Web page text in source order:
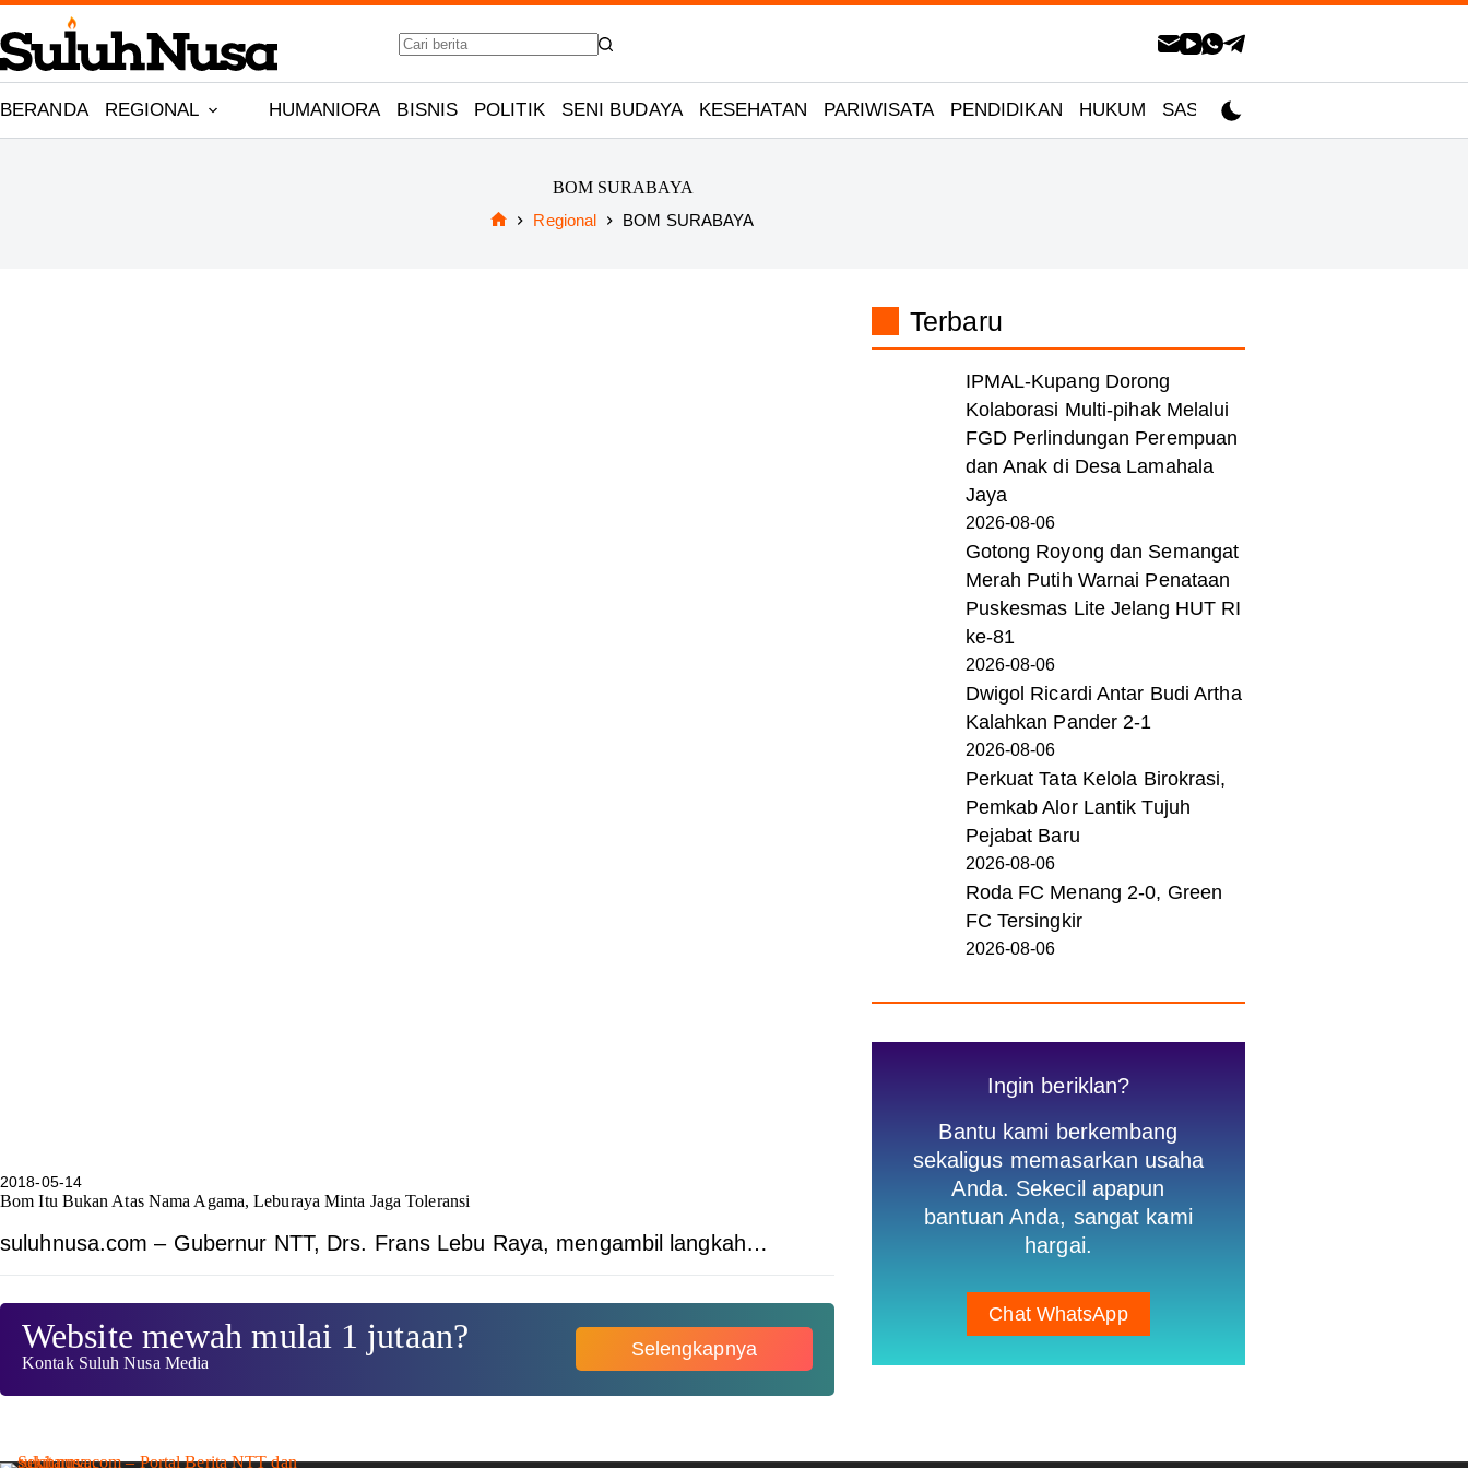
Skip
to
content
No
BERANDA REGIONAL HUMANIORA BISNIS POLITIK SENI BUDAYA KESEHATAN PARIWISATA PENDIDIKAN HUKUM SASTRA
BOM SURABAYA
Regional BOM SURABAYA
2018-05-14
Bom Itu Bukan Atas Nama Agama, Leburaya Minta Jaga Toleransi
suluhnusa.com – Gubernur NTT, Drs. Frans Lebu Raya, mengambil langkah…
Website mewah mulai 1 jutaan?
Kontak Suluh Nusa Media
Selengkapnya
Terbaru
IPMAL-Kupang Dorong
Kolaborasi Multi-pihak Melalui
FGD Perlindungan Perempuan
dan Anak di Desa Lamahala
Jaya
2026-08-06
Gotong Royong dan Semangat
Merah Putih Warnai Penataan
Puskesmas Lite Jelang HUT RI
ke-81
2026-08-06
Dwigol Ricardi Antar Budi Artha
Kalahkan Pander 2-1
2026-08-06
Perkuat Tata Kelola Birokrasi,
Pemkab Alor Lantik Tujuh
Pejabat Baru
2026-08-06
Roda FC Menang 2-0, Green
FC Tersingkir
2026-08-06
Ingin beriklan?
Bantu kami berkembang
sekaligus memasarkan usaha
Anda. Sekecil apapun
bantuan Anda, sangat kami
hargai.
Chat WhatsApp